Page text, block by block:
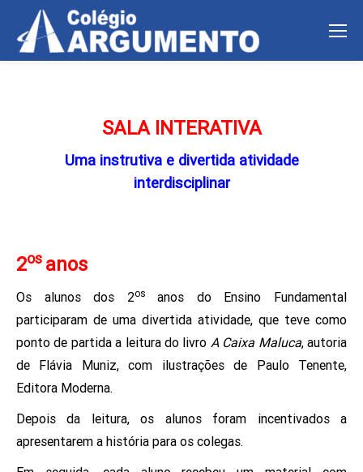
SALA INTERATIVA
Uma instrutiva e divertida atividade
interdisciplinar
2os anos
Os alunos dos 2os anos do Ensino Fundamental
participaram de uma divertida atividade, que teve como
ponto de partida a leitura do livro A Caixa Maluca, autoria
de Flávia Muniz, com ilustrações de Paulo Tenente,
Editora Moderna.
Depois da leitura, os alunos foram incentivados a
apresentarem a história para os colegas.